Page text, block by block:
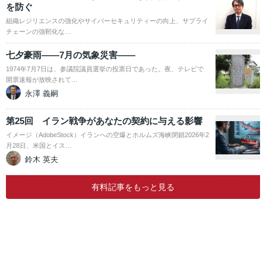
を防ぐ
組織レジリエンスの強化やサイバーセキュリティーの向上、サプライ
チェーンの強靭化な…
七夕豪雨――7月の気象災害――
1974年7月7日は、参議院議員選挙の投票日であった。夜、テレビで
開票速報が放映されて…
永澤 義嗣
第25回 イラン戦争があなたの契約に与える影響
イメージ（AdobeStock）イランへの空爆とホルムズ海峡閉鎖2026年2
月28日、米国とイス…
鈴木 英夫
有料記事をもっと見る